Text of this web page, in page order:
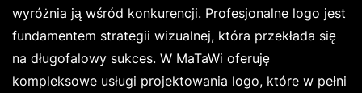
wyróżnia ją wśród konkurencji. Profesjonalne logo jest
fundamentem strategii wizualnej, która przekłada się
na długofalowy sukces. W MaTaWi oferuję
kompleksowe usługi projektowania logo, które w pełni